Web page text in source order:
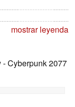
mostrar leyenda
Cyberpunk 2077